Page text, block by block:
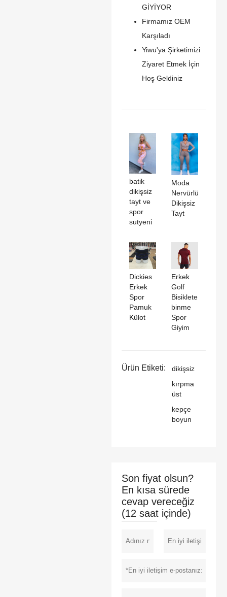
GİYİYOR
Firmamız OEM
Karşıladı
Yiwu'ya Şirketimizi
Ziyaret Etmek İçin
Hoş Geldiniz
batik
dikişsiz
tayt ve
spor
sutyeni
Moda
Nervürlü
Dikişsiz
Tayt
Dickies
Erkek
Spor
Pamuk
Külot
Erkek
Golf
Bisiklete
binme
Spor
Giyim
Ürün Etiketi:
dikişsiz
kırpma
üst
kepçe
boyun
Son fiyat olsun?
En kısa sürede
cevap vereceğiz
(12 saat içinde)